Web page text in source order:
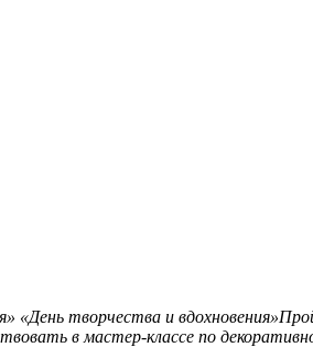
«День творчества и
в мастер-классе по